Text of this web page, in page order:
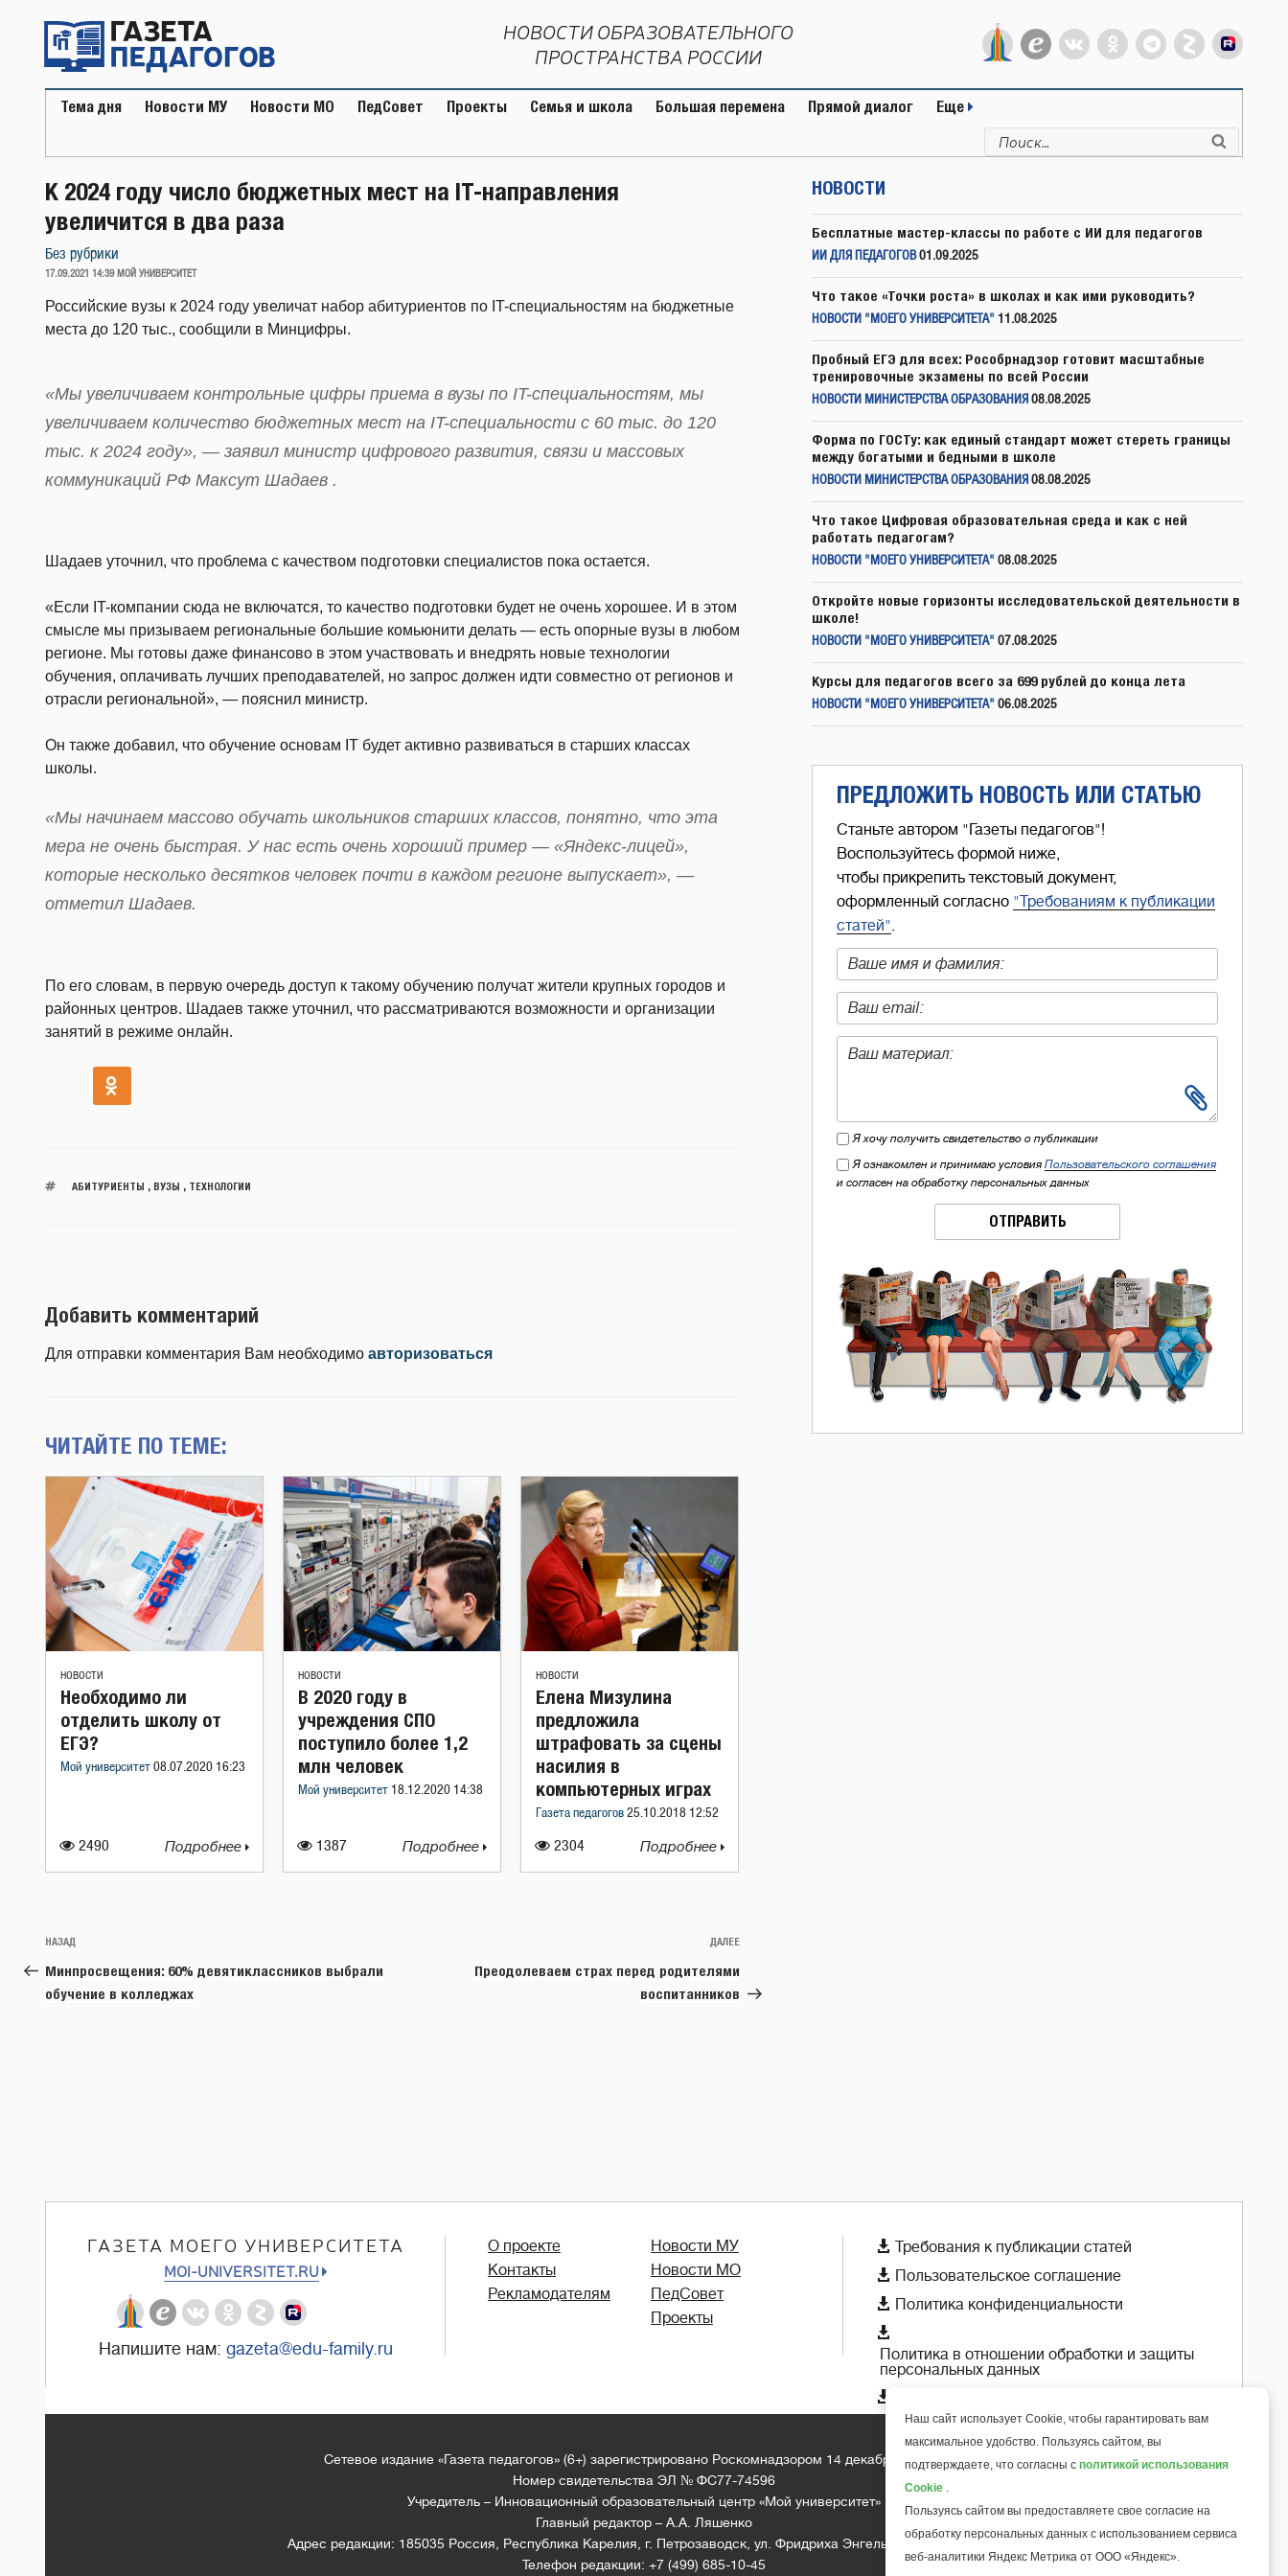
содержимому
НОВОСТИ ОБРАЗОВАТЕЛЬНОГО
ПРОСТРАНСТВА РОССИИ
Тема дня Новости МУ Новости МО ПедСовет Проекты Семья и школа Большая перемена Прямой диалог Еще
Искать:
К 2024 году число бюджетных мест на IT-направления
увеличится в два раза
Без рубрики
ОПУБЛИКОВАНО
17.09.2021 14:39 МОЙ УНИВЕРСИТЕТ
Российские вузы к 2024 году увеличат набор абитуриентов по IT-специальностям на бюджетные
места до 120 тыс., сообщили в Минцифры.
«Мы увеличиваем контрольные цифры приема в вузы по IT-специальностям, мы
увеличиваем количество бюджетных мест на IT-специальности с 60 тыс. до 120
тыс. к 2024 году», — заявил министр цифрового развития, связи и массовых
коммуникаций РФ Максут Шадаев .
Шадаев уточнил, что проблема с качеством подготовки специалистов пока остается.
«Если IT-компании сюда не включатся, то качество подготовки будет не очень хорошее. И в этом
смысле мы призываем региональные большие комьюнити делать — есть опорные вузы в любом
регионе. Мы готовы даже финансово в этом участвовать и внедрять новые технологии
обучения, оплачивать лучших преподавателей, но запрос должен идти совместно от регионов и
отрасли региональной», — пояснил министр.
Он также добавил, что обучение основам IT будет активно развиваться в старших классах
школы.
«Мы начинаем массово обучать школьников старших классов, понятно, что эта
мера не очень быстрая. У нас есть очень хороший пример — «Яндекс-лицей»,
которые несколько десятков человек почти в каждом регионе выпускает», —
отметил Шадаев.
По его словам, в первую очередь доступ к такому обучению получат жители крупных городов и
районных центров. Шадаев также уточнил, что рассматриваются возможности и организации
занятий в режиме онлайн.
АБИТУРИЕНТЫ ВУЗЫ ТЕХНОЛОГИИ
Добавить комментарий
Для отправки комментария Вам необходимо авторизоваться
ЧИТАЙТЕ ПО ТЕМЕ:
НОВОСТИ
2490
Необходимо ли
отделить школу от
ЕГЭ?
Мой университет 08.07.2020 16:23
Подробнее
НОВОСТИ
1387
В 2020 году в
учреждения СПО
поступило более 1,2
млн человек
Мой университет 18.12.2020 14:38
Подробнее
НОВОСТИ
2304
Елена Мизулина
предложила
штрафовать за сцены
насилия в
компьютерных играх
Газета педагогов 25.10.2018 12:52
Подробнее
Навигация
по
записям
Предыдущая
запись:
НАЗАД
Минпросвещения: 60% девятиклассников выбрали
обучение в колледжах
Следующая
ДАЛЕЕ
Преодолеваем страх перед родителями
воспитанников
НОВОСТИ
Бесплатные мастер-классы по работе с ИИ для педагогов
ИИ ДЛЯ ПЕДАГОГОВ 01.09.2025
Что такое «Точки роста» в школах и как ими руководить?
НОВОСТИ "МОЕГО УНИВЕРСИТЕТА" 11.08.2025
Пробный ЕГЭ для всех: Рособрнадзор готовит масштабные
тренировочные экзамены по всей России
НОВОСТИ МИНИСТЕРСТВА ОБРАЗОВАНИЯ 08.08.2025
Форма по ГОСТу: как единый стандарт может стереть границы
между богатыми и бедными в школе
НОВОСТИ МИНИСТЕРСТВА ОБРАЗОВАНИЯ 08.08.2025
Что такое Цифровая образовательная среда и как с ней
работать педагогам?
НОВОСТИ "МОЕГО УНИВЕРСИТЕТА" 08.08.2025
Откройте новые горизонты исследовательской деятельности в
школе!
НОВОСТИ "МОЕГО УНИВЕРСИТЕТА" 07.08.2025
Курсы для педагогов всего за 699 рублей до конца лета
НОВОСТИ "МОЕГО УНИВЕРСИТЕТА" 06.08.2025
ПРЕДЛОЖИТЬ НОВОСТЬ ИЛИ СТАТЬЮ
Станьте автором "Газеты педагогов"!
Воспользуйтесь формой ниже,
чтобы прикрепить текстовый документ,
оформленный согласно "Требованиям к публикации
статей".
Я хочу получить свидетельство о публикации
Я ознакомлен и принимаю условия Пользовательского соглашения
и согласен на обработку персональных данных
ОТПРАВИТЬ
ГАЗЕТА МОЕГО УНИВЕРСИТЕТА
MOI-UNIVERSITET.RU
Напишите нам: gazeta@edu-family.ru
О проекте
Контакты
Рекламодателям
Новости МУ
Новости МО
ПедСовет
Проекты
 Требования к публикации статей
 Пользовательское соглашение
 Политика конфиденциальности

Политика в отношении обработки и защиты
персональных данных

Сетевое издание «Газета педагогов» (6+) зарегистрировано Роскомнадзором 14 декабря 2018 года
Номер свидетельства ЭЛ № ФС77-74596
Учредитель – Инновационный образовательный центр «Мой университет»
Главный редактор – А.А. Ляшенко
Адрес редакции: 185035 Россия, Республика Карелия, г. Петрозаводск, ул. Фридриха Энгельса д.10, офис 211
Телефон редакции: +7 (499) 685-10-45
6+
Наш сайт использует Cookie, чтобы гарантировать вам
максимальное удобство. Пользуясь сайтом, вы
подтверждаете, что согласны с политикой использования
Cookie .
Пользуясь сайтом вы предоставляете свое согласие на
обработку персональных данных с использованием сервиса
веб-аналитики Яндекс Метрика от ООО «Яндекс».